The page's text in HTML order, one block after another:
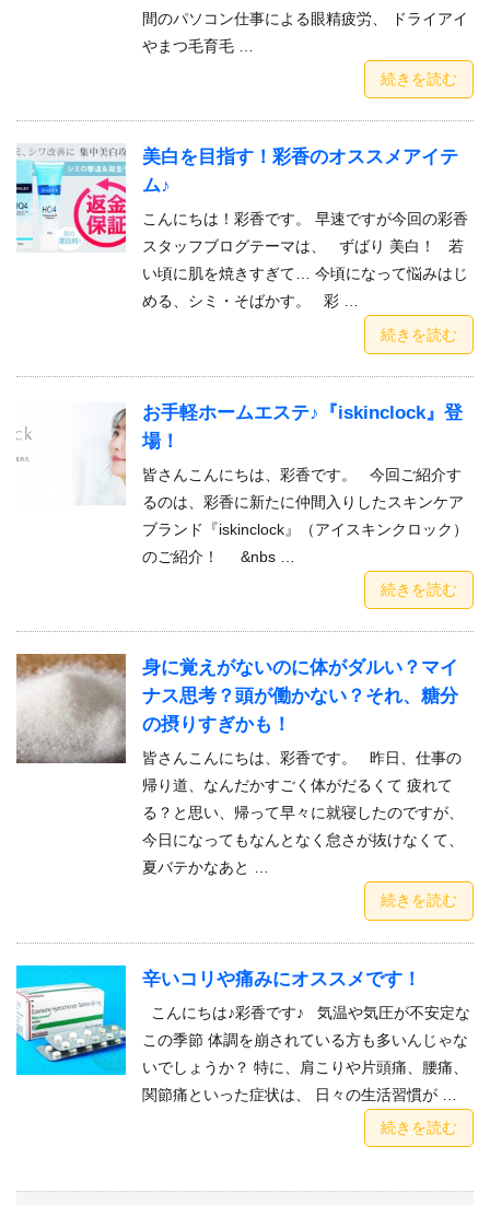
間のパソコン仕事による眼精疲労、 ドライアイ
やまつ毛育毛 …
続きを読む
美白を目指す！彩香のオススメアイテ
ム♪
こんにちは！彩香です。 早速ですが今回の彩香
スタッフブログテーマは、 ずばり 美白！ 若
い頃に肌を焼きすぎて… 今頃になって悩みはじ
める、シミ・そばかす。 彩 …
続きを読む
お手軽ホームエステ♪『iskinclock』登
場！
皆さんこんにちは、彩香です。 今回ご紹介す
るのは、彩香に新たに仲間入りしたスキンケア
ブランド『iskinclock』（アイスキンクロック）
のご紹介！ &nbs …
続きを読む
身に覚えがないのに体がダルい？マイ
ナス思考？頭が働かない？それ、糖分
の摂りすぎかも！
皆さんこんにちは、彩香です。 昨日、仕事の
帰り道、なんだかすごく体がだるくて 疲れて
る？と思い、帰って早々に就寝したのですが、
今日になってもなんとなく怠さが抜けなくて、
夏バテかなあと …
続きを読む
辛いコリや痛みにオススメです！
こんにちは♪彩香です♪ 気温や気圧が不安定な
この季節 体調を崩されている方も多いんじゃな
いでしょうか？ 特に、肩こりや片頭痛、腰痛、
関節痛といった症状は、 日々の生活習慣が …
続きを読む